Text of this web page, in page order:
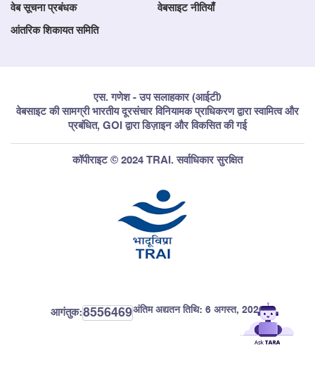
वेब सूचना प्रबंधक वेबसाइट नीतियाँ
आंतरिक शिकायत समिति
एस. गणेश - उप सलाहकार (आईटी)
वेबसाइट की सामग्री भारतीय दूरसंचार विनियामक प्राधिकरण द्वारा स्वामित्व और
प्रबंधित, GOI द्वारा डिज़ाइन और विकसित की गई
कॉपीराइट © 2024 TRAI. सर्वाधिकार सुरक्षित
आगंतुक:8556469अंतिम अद्यतन तिथि: 6 अगस्त, 2026